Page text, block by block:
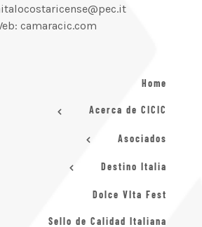
camaracic.com
Home
Acerca de CICIC
Asociados
Destino Italia
Dolce VIta Fest
Sello de Calidad Italiana